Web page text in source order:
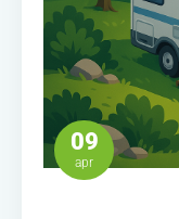
09
apr